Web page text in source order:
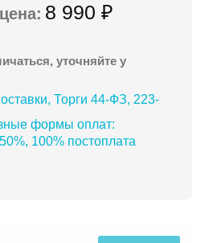
8 990 ₽
уточняйте у
Торги 44-ФЗ, 223-
формы оплат:
100% постоплата